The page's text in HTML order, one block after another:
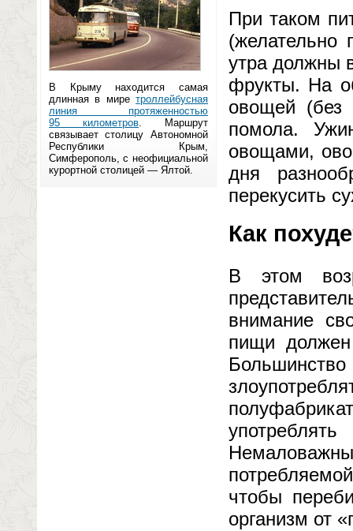
В Крыму находится самая
длинная в мире троллейбусная
линия протяженностью
95 километров. Маршрут
связывает столицу Автономной
Республики Крым,
Симферополь, с неофициальной
курортной столицей — Ялтой.
При таком
(желательно
утра должны
фрукты. На
овощей (без
помола.
овощами,
дня
перекусить
Как
В этом
внимание
пищи
чтобы
организм от